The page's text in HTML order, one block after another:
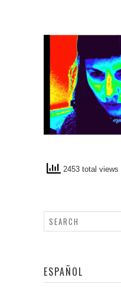
2453 total views
ESPAÑOL